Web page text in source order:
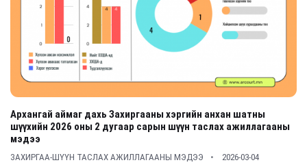
Архангай аймаг дахь Захиргааны хэргийн анхан шатны
шүүхийн 2026 оны 2 дугаар сарын шүүн таслах ажиллагааны
мэдээ
ЗАХИРГАА-ШҮҮН ТАСЛАХ АЖИЛЛАГААНЫ МЭДЭЭ 2026-03-04